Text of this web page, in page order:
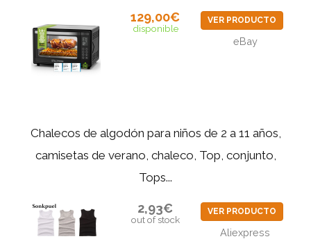
129,00€
disponible
VER PRODUCTO
eBay
Chalecos de algodón para niños de 2 a 11 años,
camisetas de verano, chaleco, Top, conjunto,
Tops...
2,93€
out of stock
VER PRODUCTO
Aliexpress